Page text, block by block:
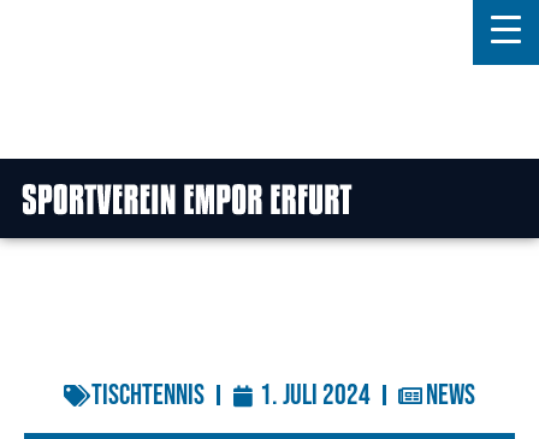
Home
Features
News
Tischtennis 1. Juli 2024 News